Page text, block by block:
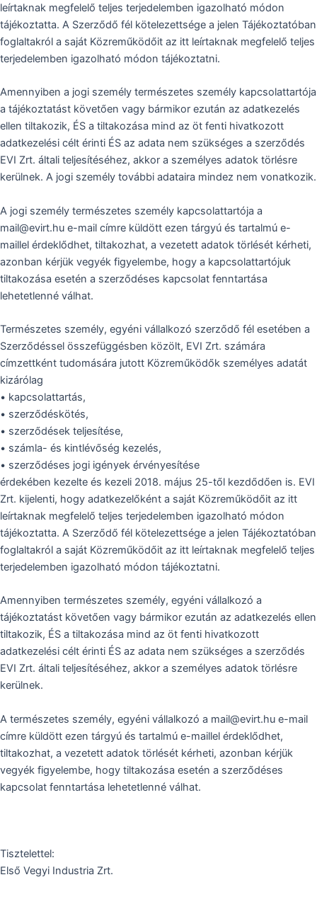
leírtaknak megfelelő teljes terjedelemben igazolható módon
tájékoztatta. A Szerződő fél kötelezettsége a jelen Tájékoztatóban
foglaltakról a saját Közreműködőit az itt leírtaknak megfelelő teljes
terjedelemben igazolható módon tájékoztatni.
Amennyiben a jogi személy természetes személy kapcsolattartója
a tájékoztatást követően vagy bármikor ezután az adatkezelés
ellen tiltakozik, ÉS a tiltakozása mind az öt fenti hivatkozott
adatkezelési célt érinti ÉS az adata nem szükséges a szerződés
EVI Zrt. általi teljesítéséhez, akkor a személyes adatok törlésre
kerülnek. A jogi személy további adataira mindez nem vonatkozik.
A jogi személy természetes személy kapcsolattartója a
mail@evirt.hu e-mail címre küldött ezen tárgyú és tartalmú e-
maillel érdeklődhet, tiltakozhat, a vezetett adatok törlését kérheti,
azonban kérjük vegyék figyelembe, hogy a kapcsolattartójuk
tiltakozása esetén a szerződéses kapcsolat fenntartása
lehetetlenné válhat.
Természetes személy, egyéni vállalkozó szerződő fél esetében a
Szerződéssel összefüggésben közölt, EVI Zrt. számára
címzettként tudomására jutott Közreműködők személyes adatát
kizárólag
• kapcsolattartás,
• szerződéskötés,
• szerződések teljesítése,
• számla- és kintlévőség kezelés,
• szerződéses jogi igények érvényesítése
érdekében kezelte és kezeli 2018. május 25-től kezdődően is. EVI
Zrt. kijelenti, hogy adatkezelőként a saját Közreműködőit az itt
leírtaknak megfelelő teljes terjedelemben igazolható módon
tájékoztatta. A Szerződő fél kötelezettsége a jelen Tájékoztatóban
foglaltakról a saját Közreműködőit az itt leírtaknak megfelelő teljes
terjedelemben igazolható módon tájékoztatni.
Amennyiben természetes személy, egyéni vállalkozó a
tájékoztatást követően vagy bármikor ezután az adatkezelés ellen
tiltakozik, ÉS a tiltakozása mind az öt fenti hivatkozott
adatkezelési célt érinti ÉS az adata nem szükséges a szerződés
EVI Zrt. általi teljesítéséhez, akkor a személyes adatok törlésre
kerülnek.
A természetes személy, egyéni vállalkozó a mail@evirt.hu e-mail
címre küldött ezen tárgyú és tartalmú e-maillel érdeklődhet,
tiltakozhat, a vezetett adatok törlését kérheti, azonban kérjük
vegyék figyelembe, hogy tiltakozása esetén a szerződéses
kapcsolat fenntartása lehetetlenné válhat.
Tisztelettel:
Első Vegyi Industria Zrt.